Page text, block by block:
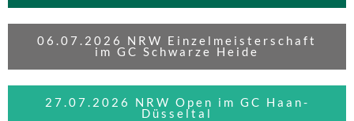
06.07.2026 NRW Einzelmeisterschaft
im GC Schwarze Heide
27.07.2026 NRW Open im GC Haan-
Düsseltal